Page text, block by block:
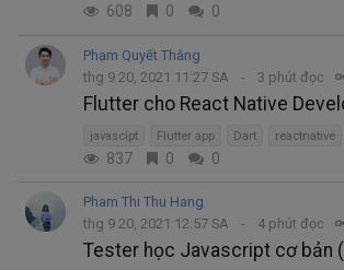
608 0 0
Phạm Quyết Thắng
thg 9 20, 2021 11:27 SA
3 phút đọc
Flutter cho React Native
javascipt Flutter app Dart reactnative
837 0 0
Pham Thi Thu Hang
thg 9 20, 2021 12:57 SA
4 phút đọc
Tester học Javascript cơ bản